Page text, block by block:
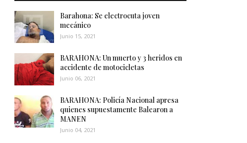
Barahona: Se electrocuta joven
mecánico
Junio 15, 2021
BARAHONA: Un muerto y 3 heridos en
accidente de motocicletas
Junio 06, 2021
BARAHONA: Policía Nacional apresa
quienes supuestamente Balearon a
MANEN
Junio 04, 2021